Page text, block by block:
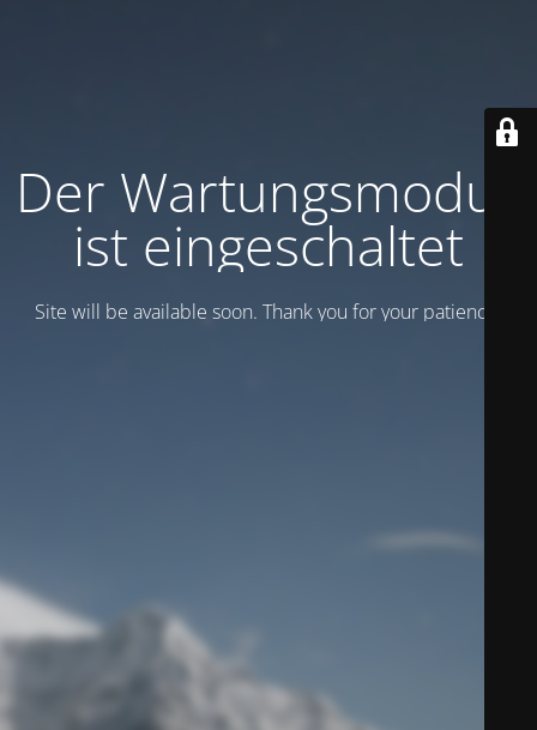
Der Wartungsmodus
ist eingeschaltet
Site will be available soon. Thank you for your patience!